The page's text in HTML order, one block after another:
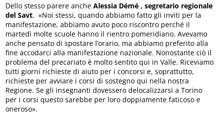
Dello stesso parere ancheAlessia Démé , segretario regionale
del Savt. «Noi stessi, quando abbiamo fatto gli inviti per la
manifestazione, abbiamo avuto poco riscontro perché il
martedì molte scuole hanno il rientro pomeridiano. Avevamo
anche pensato di spostare l’orario, ma abbiamo preferito alla
fine accodarci alla manifestazione nazionale. Nonostante ciò il
problema del precariato è molto sentito qui in Valle. Riceviamo
tutti giorni richieste di aiuto per i concorsi e, soprattutto,
richieste per avviare i corsi di sostegno qui nella nostra
Regione. Se gli insegnanti dovessero delocalizzarsi a Torino
per i corsi questo sarebbe per loro doppiamente faticoso e
oneroso».